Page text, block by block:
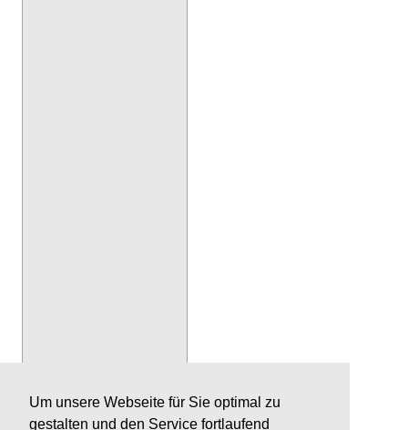
Um unsere Webseite für Sie optimal zu
gestalten und den Service fortlaufend